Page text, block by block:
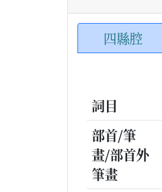
四縣腔
詞目
部首/筆
畫/部首外
筆畫